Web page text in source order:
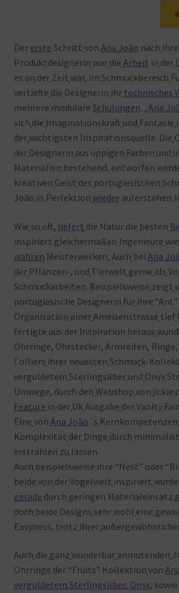
Der erste Schritt von Ana João nach
Produktdesignerin war die Arbeit in der
es an der Zeit war, im Schmuckbereich
vertiefte die Designerin ihr technisches
mehrere modulare Schulungen. „Ana
sich die Imaginationskraft und Fantasie
der wichtigsten Inspirationsquelle. Die
der Designerin aus üppigen Farben und
Materialien bestehend, entworfen
kreativen Geist des portugiesischen
João in Perfektion wiederauferstehen
Wie so oft, liefert die Natur die besten
inspiriert gleichermaßen Ingenieure wie
wahren Meisterwerken, Auch bei Ana
der Pflanzen-, und Tierwelt gerne als
Schmuckarbeiten. Beispielsweise zeigt
portugiesische Designerin für ihre
Organisation einer Ameisenstrasse tief
fertigte aus der Inspiration heraus
Ohrringe, Ohrstecker, Armreifen,
Colliers ihrer neuesten Schmuck-
vergoldetem Sterlingsilber und Onyx
Umwege, durch den Webshop von
Feature in der Uk Ausgabe derVanity Fair
Eine von Ana João ´s Kernkompetenzen
Komplexität der Dinge durch
erstrahlen zu lassen.
Auch beispielsweise ihre “Nest” oder
beide von derVogelwelt inspiriert
gerade durch geringen Materialeinsatz
doch beide Designs sehr wohl eine
Easyness, trotz ihrer
Auch die ganz wunderbar anmutenden
Ohrringe der “Fruits” Kollektion von
vergoldetem Sterlingsilber, Onyx, sowie